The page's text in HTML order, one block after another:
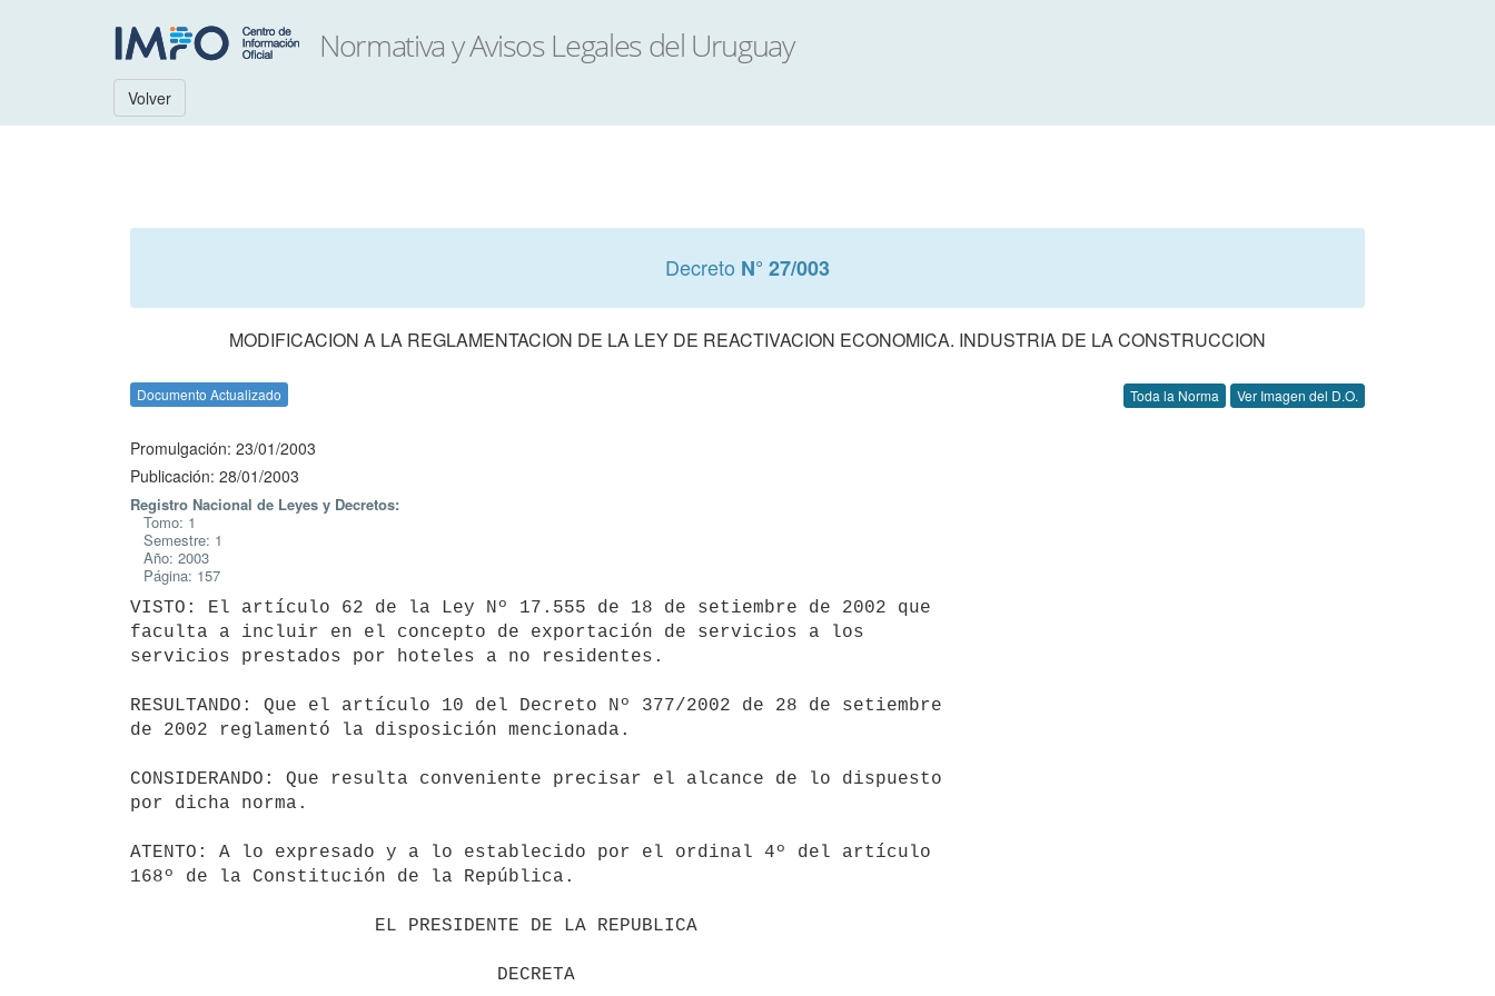
Volver
Decreto N° 27/003
MODIFICACION A LA REGLAMENTACION DE LA LEY DE REACTIVACION ECONOMICA. INDUSTRIA DE LA CONSTRUCCION
Documento Actualizado Toda la Norma Ver Imagen del D.O.
Promulgación: 23/01/2003
Publicación: 28/01/2003
Registro Nacional de Leyes y Decretos:
Tomo: 1
Semestre: 1
Año: 2003
Página: 157
VISTO: El artículo 62 de la Ley Nº 17.555 de 18 de setiembre de 2002 que
faculta a incluir en el concepto de exportación de servicios a los
servicios prestados por hoteles a no residentes.
RESULTANDO: Que el artículo 10 del Decreto Nº 377/2002 de 28 de setiembre
de 2002 reglamentó la disposición mencionada.
CONSIDERANDO: Que resulta conveniente precisar el alcance de lo dispuesto
por dicha norma.
ATENTO: A lo expresado y a lo establecido por el ordinal 4º del artículo
168º de la Constitución de la República.